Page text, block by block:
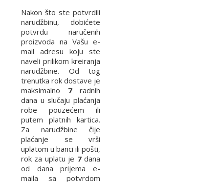
Nakon što ste potvrdili
narudžbinu, dobićete
potvrdu naručenih
proizvoda na Vašu e-
mail adresu koju ste
naveli prilikom kreiranja
narudžbine. Od tog
trenutka rok dostave je
maksimalno 7radnih
dana u slučaju plaćanja
robe pouzećem ili
putem platnih kartica.
Za narudžbine čije
plaćanje se vrši
uplatom u banci ili pošti,
rok za uplatu je 7dana
od dana prijema e-
maila sa potvrdom